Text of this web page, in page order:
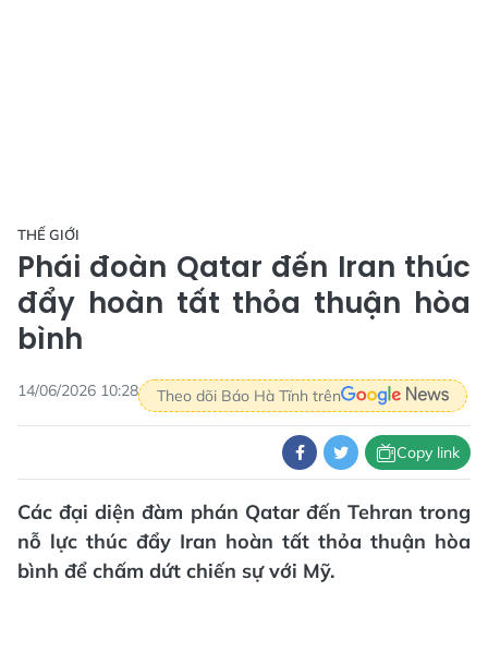
THẾ GIỚI
Phái đoàn Qatar đến Iran thúc
đẩy hoàn tất thỏa thuận hòa
bình
14/06/2026 10:28 Theo dõi Báo Hà Tĩnh trên
Copy link
Các đại diện đàm phán Qatar đến Tehran trong
nỗ lực thúc đẩy Iran hoàn tất thỏa thuận hòa
bình để chấm dứt chiến sự với Mỹ.